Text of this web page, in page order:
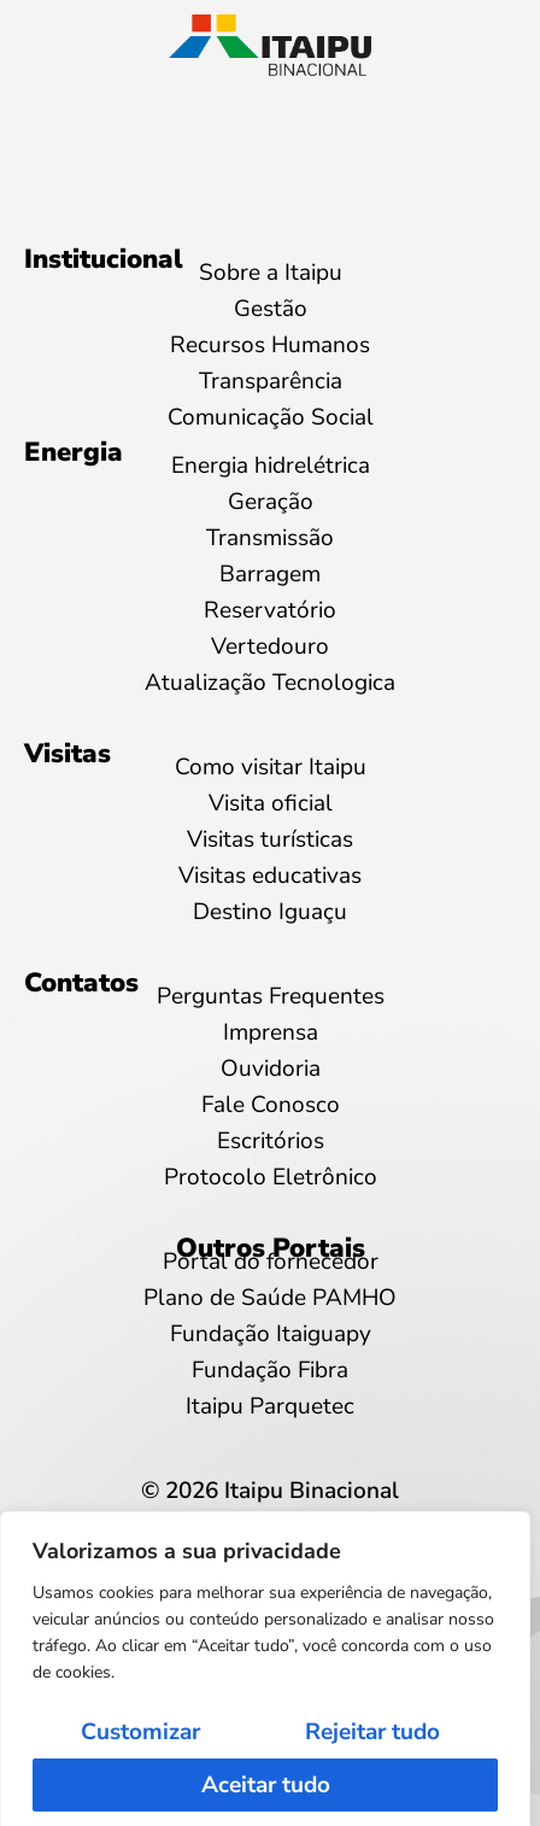
Valorizamos a sua privacidade
Usamos cookies para melhorar sua experiência de navegação,
veicular anúncios ou conteúdo personalizado e analisar nosso
tráfego. Ao clicar em “Aceitar tudo”, você concorda com o uso
de cookies.
Customizar
Rejeitar tudo
Aceitar tudo
Institucional Sobre a Itaipu
Gestão
Recursos Humanos
Transparência
Comunicação Social
Energia
Energia hidrelétrica
Geração
Transmissão
Barragem
Reservatório
Vertedouro
Atualização Tecnologica
Visitas
Como visitar Itaipu
Visita oficial
Visitas turísticas
Visitas educativas
Destino Iguaçu
Contatos
Perguntas Frequentes
Imprensa
Ouvidoria
Fale Conosco
Escritórios
Protocolo Eletrônico
Outros Portais
Portal do fornecedor
Plano de Saúde PAMHO
Fundação Itaiguapy
Fundação Fibra
Itaipu Parquetec
© 2026 Itaipu Binacional
Privacidade e proteção de dados
Português